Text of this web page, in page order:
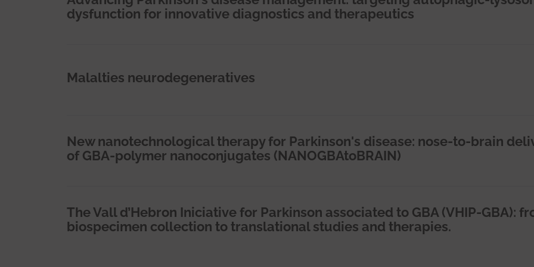
dysfunction for innovative diagnostics and therapeutics
Malalties neurodegeneratives
New nanotechnological therapy for Parkinson's disease: nose-to-brain
of GBA-polymer nanoconjugates (NANOGBAtoBRAIN)
The Vall d’Hebron Iniciative for Parkinson associated to GBA (VHIP-GBA):
biospecimen collection to translational studies and therapies.